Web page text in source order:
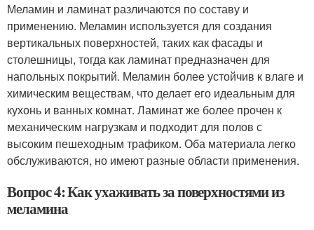
Меламин и ламинат различаются по составу и
применению. Меламин используется для создания
вертикальных поверхностей, таких как фасады и
столешницы, тогда как ламинат предназначен для
напольных покрытий. Меламин более устойчив к влаге и
химическим веществам, что делает его идеальным для
кухонь и ванных комнат. Ламинат же более прочен к
механическим нагрузкам и подходит для полов с
высоким пешеходным трафиком. Оба материала легко
обслуживаются, но имеют разные области применения.
Вопрос 4: Как ухаживать за поверхностями из
меламина